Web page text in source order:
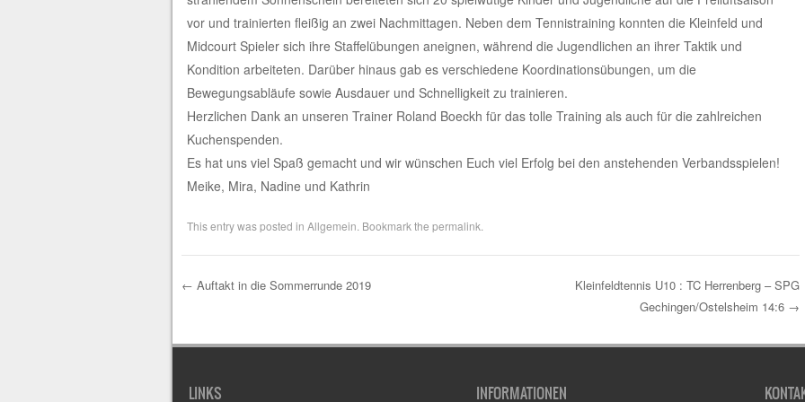
vor und trainierten fleißig an zwei Nachmittagen. Neben dem Tennistraining konnten die Kleinfeld und
Midcourt Spieler sich ihre Staffelübungen aneignen, während die Jugendlichen an ihrer Taktik und
Kondition arbeiteten. Darüber hinaus gab es verschiedene Koordinationsübungen, um die
Bewegungsabläufe sowie Ausdauer und Schnelligkeit zu trainieren.
Herzlichen Dank an unseren Trainer Roland Boeckh für das tolle Training als auch für die zahlreichen
Kuchenspenden.
Es hat uns viel Spaß gemacht und wir wünschen Euch viel Erfolg bei den anstehenden Verbandsspielen!
Meike, Mira, Nadine und Kathrin
This entry was posted in Allgemein . Bookmark the permalink
← Auftakt in die Sommerrunde 2019
Kleinfeldtennis U10 : TC Herrenberg – SPG
Gechingen/Ostelsheim 14:6 →
LINKS INFORMATIONEN